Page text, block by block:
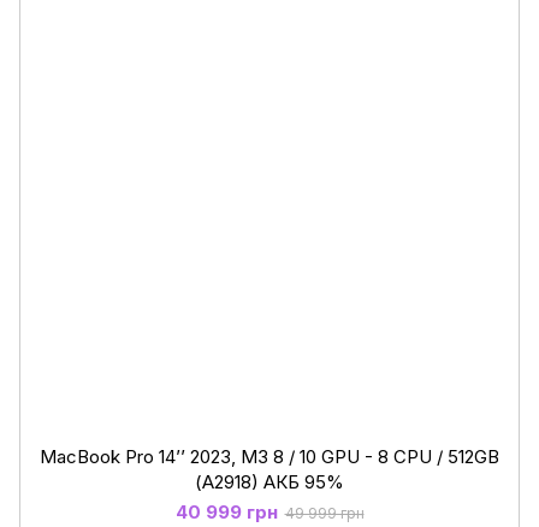
MacBook Pro 14’’ 2023, M3 8 / 10 GPU - 8 CPU / 512GB
(А2918) АКБ 95%
40 999 грн 49 999 грн